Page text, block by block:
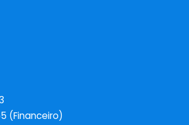
(Financeiro)